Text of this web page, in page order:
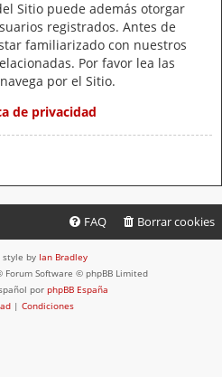
Sitio puede además otorgar
registrados. Antes de
familiarizado con nuestros
Por favor lea las
por el Sitio.
de privacidad
Borrar cookies
FAQ
style by Ian Bradley
Forum Software © phpBB Limited
por phpBB España
| Condiciones